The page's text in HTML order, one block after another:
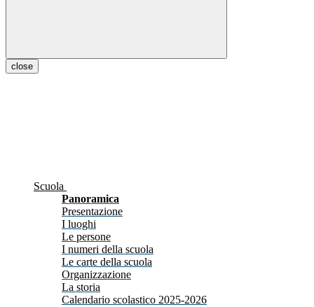
close
Scuola
Panoramica
Presentazione
I luoghi
Le persone
I numeri della scuola
Le carte della scuola
Organizzazione
La storia
Calendario scolastico 2025-2026